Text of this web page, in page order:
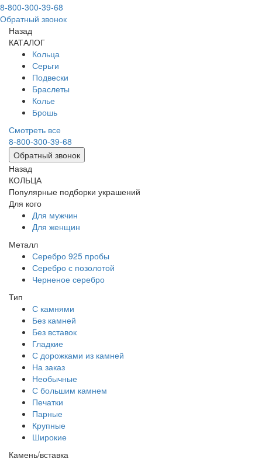
8-800-300-39-68
Обратный звонок
Назад
КАТАЛОГ
Кольца
Серьги
Подвески
Браслеты
Колье
Брошь
Смотреть все
8-800-300-39-68
Обратный звонок
Назад
КОЛЬЦА
Популярные подборки украшений
Для кого
Для мужчин
Для женщин
Металл
Серебро 925 пробы
Серебро с позолотой
Черненое серебро
Тип
С камнями
Без камней
Без вставок
Гладкие
С дорожками из камней
На заказ
Необычные
С большим камнем
Печатки
Парные
Крупные
Широкие
Камень/вставка